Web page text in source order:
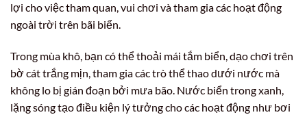
lợi cho việc tham quan, vui chơi và tham gia các hoạt động
ngoài trời trên bãi biển.
Trong mùa khô, bạn có thể thoải mái tắm biển, dạo chơi trên
bờ cát trắng mịn, tham gia các trò thể thao dưới nước mà
không lo bị gián đoạn bởi mưa bão. Nước biển trong xanh,
lặng sóng tạo điều kiện lý tưởng cho các hoạt động như bơi